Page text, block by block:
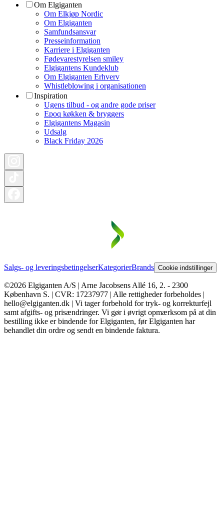
Om Elgiganten
Om Elkjøp Nordic
Om Elgiganten
Samfundsansvar
Presseinformation
Karriere i Elgiganten
Fødevarestyrelsen smiley
Elgigantens Kundeklub
Om Elgiganten Erhverv
Whistleblowing i organisationen
Inspiration
Ugens tilbud - og andre gode priser
Epoq køkken & bryggers
Elgigantens Magasin
Udsalg
Black Friday 2026
Salgs- og leveringsbetingelserKategorierBrands Cookie indstillinger
©2026 Elgiganten A/S | Arne Jacobsens Allé 16, 2. - 2300
København S. | CVR: 17237977 | Alle rettigheder forbeholdes |
hello@elgiganten.dk | Vi tager forbehold for tryk- og korrekturfejl
samt afgifts- og prisændringer. Vi gør i øvrigt opmærksom på at din
bestilling ikke er bindende for Elgiganten, før Elgiganten har
behandlet din ordre og sendt en bindende faktura.